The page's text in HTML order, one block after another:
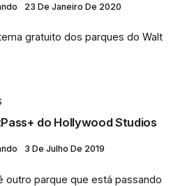
23 De Janeiro De 2020
gratuito dos parques do Walt
do Hollywood Studios
3 De Julho De 2019
outro parque que está passando